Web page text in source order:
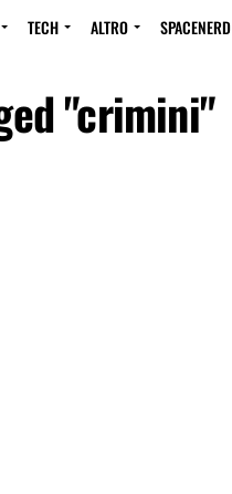
TECH ALTRO SPACENERD
"crimini"